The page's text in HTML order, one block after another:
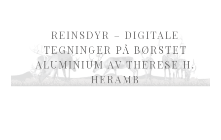
REINSDYR – DIGITALE
TEGNINGER PÅ BØRSTET
ALUMINIUM AV THERESE H.
HERAMB